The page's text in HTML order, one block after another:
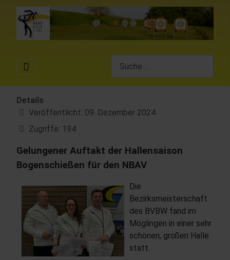
Details
Veröffentlicht: 09. Dezember 2024
Zugriffe: 194
Gelungener Auftakt der Hallensaison
Bogenschießen für den NBAV
Die
Bezirksmeisterschaft
des BVBW fand im
Möglingen in einer sehr
schönen, großen Halle
statt.